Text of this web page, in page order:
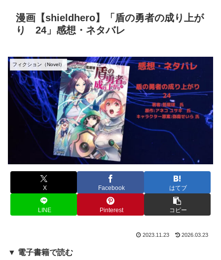
漫画【shieldhero】「盾の勇者の成り上が
り 24」感想・ネタバレ
フィクション（Novel）
X Facebook はてブ
LINE Pinterest コピー
2023.11.23 2026.03.23
▼ 電子書籍で読む